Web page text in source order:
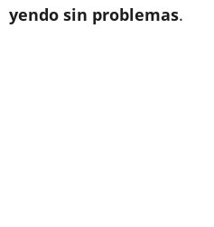
yendo sin problemas.